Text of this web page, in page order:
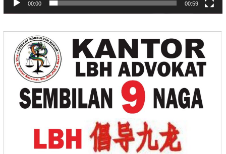
00:00 00:59